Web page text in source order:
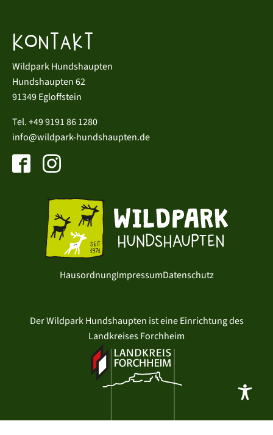
HausordnungImpressumDatenschutz
Der Wildpark Hundshaupten ist eine Einrichtung des
Landkreises Forchheim
Kontakt
Wildpark Hundshaupten
Hundshaupten 62
91349 Egloffstein
Tel.+49 9191 86 1280
info@wildpark-hundshaupten.de